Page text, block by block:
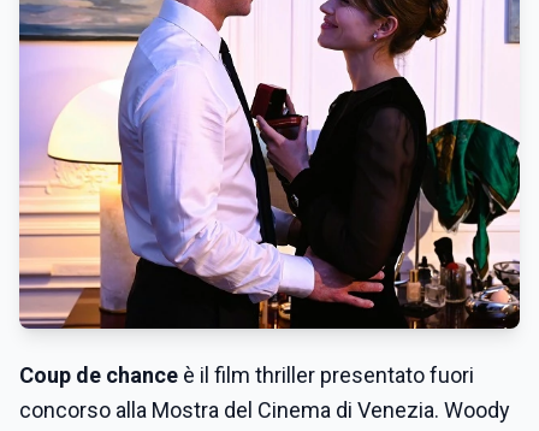
Coup de chance è il film thriller presentato fuori
concorso alla Mostra del Cinema di Venezia. Woody